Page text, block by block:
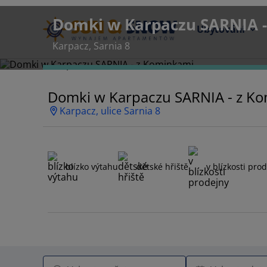
Ubytování
Domki w Karpaczu
Karpacz, Sarnia 8
Domki w Karpaczu SARNIA - z
Karpacz, ulice Sarnia 8
blízko výtahu dětské hřiště v blízkosti